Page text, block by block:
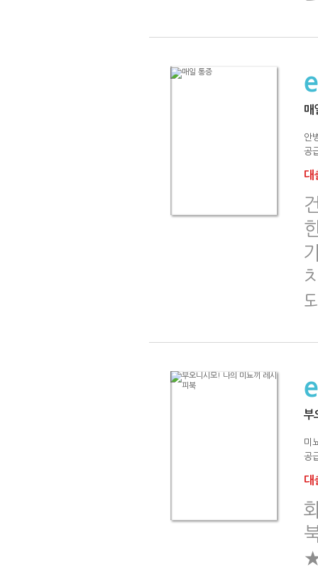
매
안
공
대
부
미
공
대